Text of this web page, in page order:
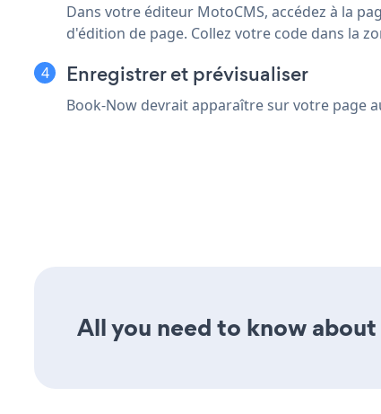
Dans votre éditeur MotoCMS, accédez à la
d'édition de page. Collez votre code dans la
Enregistrer et prévisualiser
Book-Now devrait apparaître sur votre page
All you need to know